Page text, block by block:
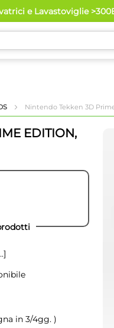
e Lavastoviglie
Nintendo Tekken 3D
EDITION,
in 3/4gg. )